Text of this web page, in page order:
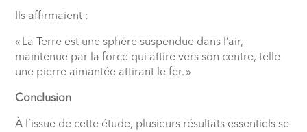
Ils affirmaient :
« La Terre est une sphère suspendue dans l’air,
maintenue par la force qui attire vers son centre, telle
une pierre aimantée attirant le fer. »
Conclusion
À l’issue de cette étude, plusieurs résultats essentiels se